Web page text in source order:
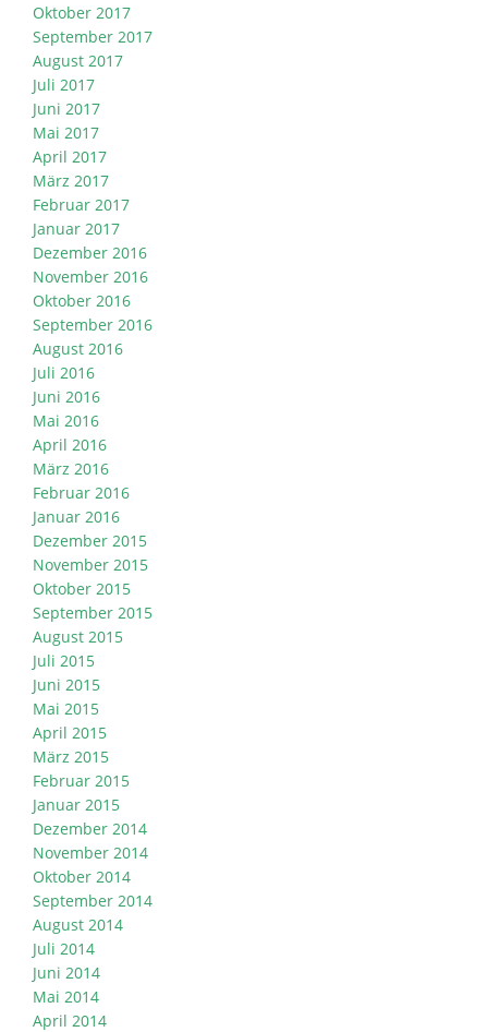
Oktober 2017
September 2017
August 2017
Juli 2017
Juni 2017
Mai 2017
April 2017
März 2017
Februar 2017
Januar 2017
Dezember 2016
November 2016
Oktober 2016
September 2016
August 2016
Juli 2016
Juni 2016
Mai 2016
April 2016
März 2016
Februar 2016
Januar 2016
Dezember 2015
November 2015
Oktober 2015
September 2015
August 2015
Juli 2015
Juni 2015
Mai 2015
April 2015
März 2015
Februar 2015
Januar 2015
Dezember 2014
November 2014
Oktober 2014
September 2014
August 2014
Juli 2014
Juni 2014
Mai 2014
April 2014